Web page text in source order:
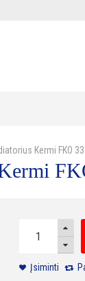
Kermi FKO
Įsiminti